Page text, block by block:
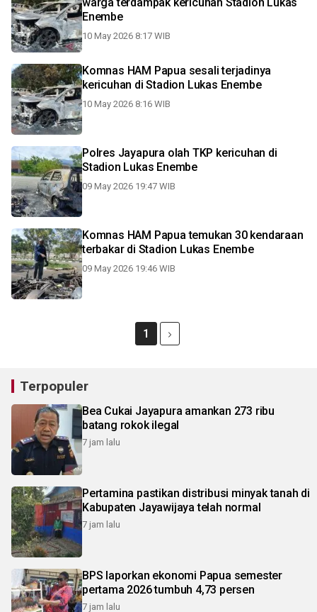
Enembe
10 May 2026 8:17 WIB
Komnas HAM Papua sesali terjadinya
kericuhan di Stadion Lukas Enembe
10 May 2026 8:16 WIB
Polres Jayapura olah TKP kericuhan di
Stadion Lukas Enembe
09 May 2026 19:47 WIB
Komnas HAM Papua temukan 30 kendaraan
terbakar di Stadion Lukas Enembe
09 May 2026 19:46 WIB
1
Terpopuler
Bea Cukai Jayapura amankan 273 ribu
batang rokok ilegal
7 jam lalu
Pertamina pastikan distribusi minyak tanah di
Kabupaten Jayawijaya telah normal
7 jam lalu
BPS laporkan ekonomi Papua semester
pertama 2026 tumbuh 4,73 persen
7 jam lalu